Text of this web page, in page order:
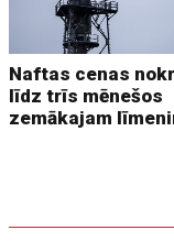
Naftas cenas
līdz trīs mēnešos
zemākajam